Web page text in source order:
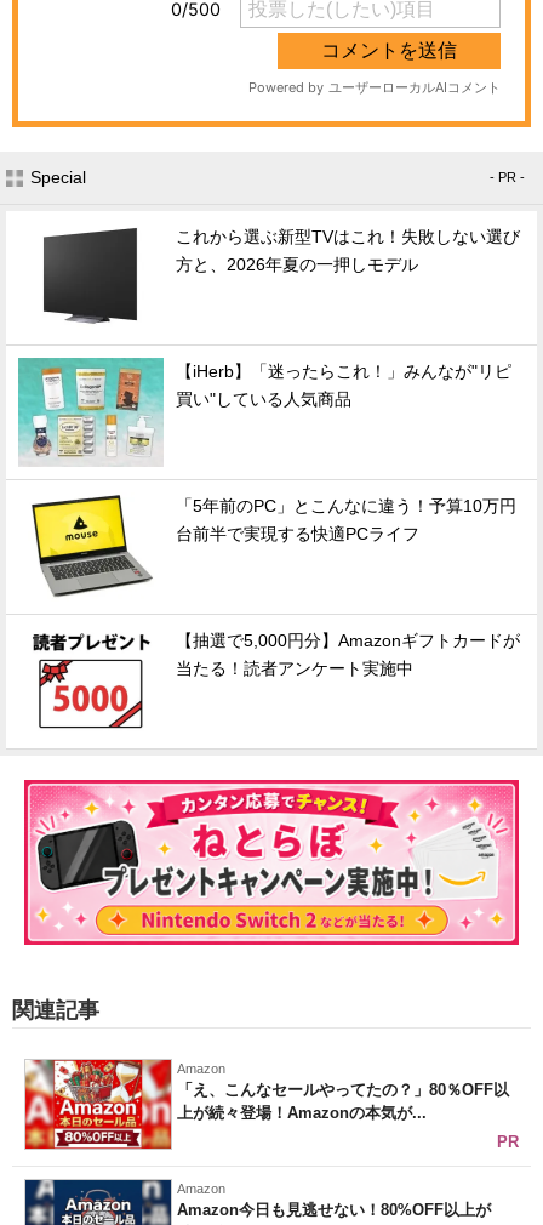
Special - PR -
これから選ぶ新型TVはこれ！失敗しない選び
方と、2026年夏の一押しモデル
【iHerb】「迷ったらこれ！」みんなが"リピ
買い"している人気商品
「5年前のPC」とこんなに違う！予算10万円
台前半で実現する快適PCライフ
【抽選で5,000円分】Amazonギフトカードが
当たる！読者アンケート実施中
関連記事
Amazon
「え、こんなセールやってたの？」80％OFF以
上が続々登場！Amazonの本気が...
PR
Amazon
Amazon今日も見逃せない！80%OFF以上が